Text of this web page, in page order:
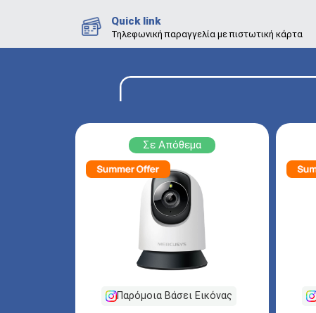
Quick link
Τηλεφωνική παραγγελία με πιστωτική κάρτα
Σε Απόθεμα
Παρόμοια Βάσει Εικόνας